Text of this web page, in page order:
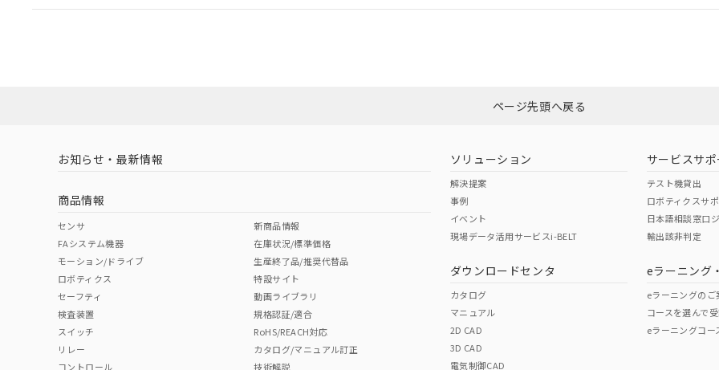
EU RoHS 注意事項・凡例
ダウンロードはこちら
中国 RoHS 注意事項・凡例
中国 RoHS表
Pb Hg Cr(VI)
（イギリス
（ノルウェー
（日本
（アメリカ
この製品の規格認証/適合
その他の認証はこちらのページからご
ページ先頭へ戻る
お知らせ・最新情報
商品情報
センサ
FAシステム機器
モーション/ドライブ
ロボティクス
セーフティ
検査装置
スイッチ
リレー
コントロール
新商品情報
在庫状況/標準価格
生産終了品/推奨代替品
特設サイト
動画ライブラリ
規格認証/適合
RoHS/REACH対応
カタログ/マニュアル訂正
技術解説
ソリューション
解決提案
事例
イベント
現場データ活用サービスi-BELT
ダウンロードセンタ
カタログ
マニュアル
2D CAD
3D CAD
電気制御CAD
サービスサポ
テスト機貸出
ロボティクスサ
日本語相談窓口
輸出該非判定
eラーニング
eラーニングのご
コースを選んで
eラーニングコー